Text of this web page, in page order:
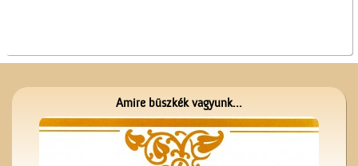
Amire büszkék vagyunk...